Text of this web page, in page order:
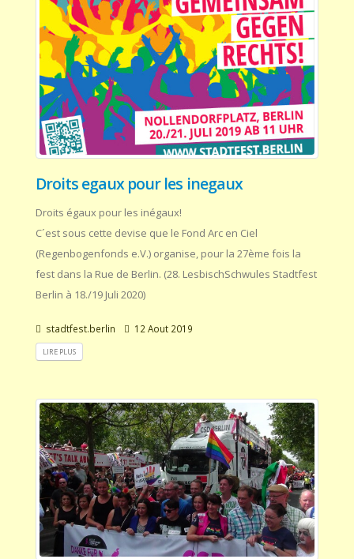
Droits egaux pour les inegaux
Droits égaux pour les inégaux!
C´est sous cette devise que le Fond Arc en Ciel
(Regenbogenfonds e.V.) organise, pour la 27ème fois la
fest dans la Rue de Berlin. (28. LesbischSchwules Stadtfest
Berlin à 18./19 Juli 2020)
stadtfest.berlin 12 Aout 2019
LIRE PLUS